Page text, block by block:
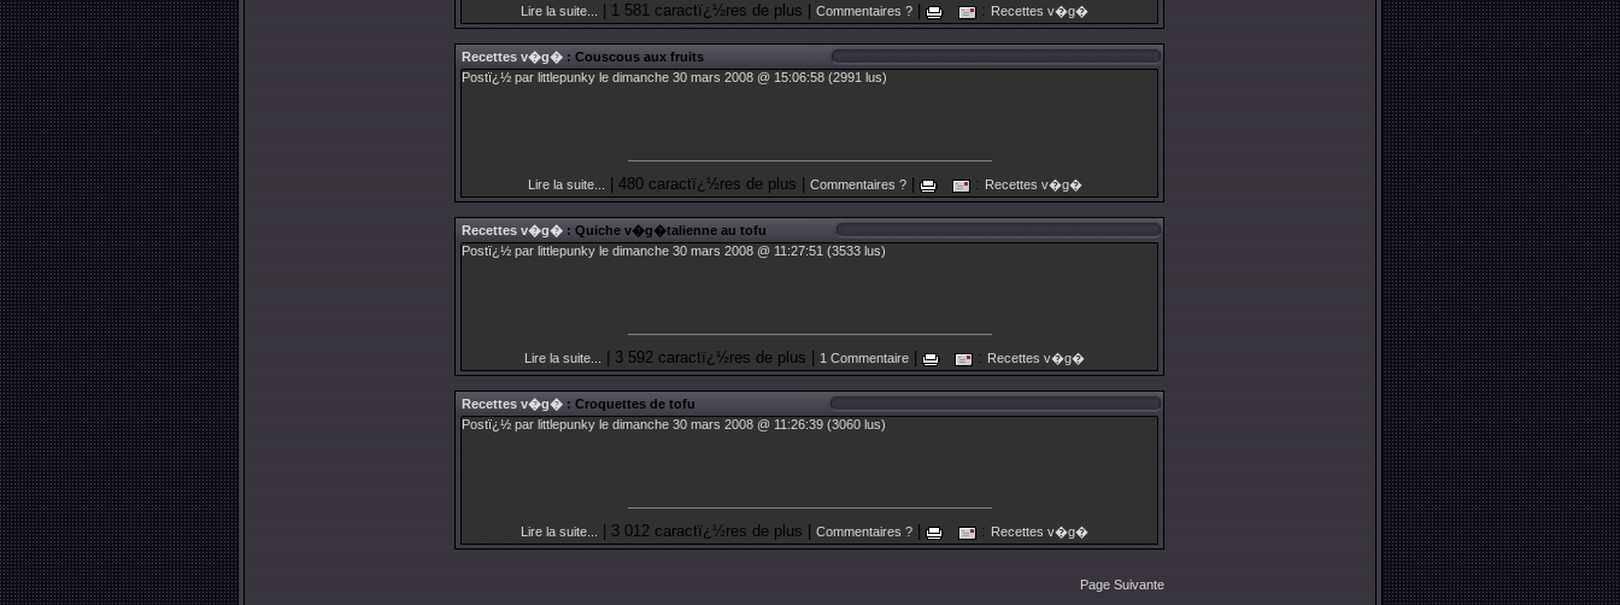
Lire la suite... | 1 581 caractï¿½res de plus | Commentaires ? : Recettes v�g�
Recettes v�g� : Couscous aux fruits
Postï¿½ par littlepunky le dimanche 30 mars 2008 @ 15:06:58 (2991 lus)
Lire la suite... | 480 caractï¿½res de plus | Commentaires ?| : Recettes v�g�
Recettes v�g� : Quiche v�g�talienne au tofu
Postï¿½ par littlepunky le dimanche 30 mars 2008 @ 11:27:51 (3533 lus)
Lire la suite... | 3 592 caractï¿½res de plus | 1 Commentaire : Recettes v�g�
Recettes v�g� : Croquettes de tofu
Postï¿½ par littlepunky le dimanche 30 mars 2008 @ 11:26:39 (3060 lus)
Lire la suite... | 3 012 caractï¿½res de plus | Commentaires ? : Recettes v�g�
Page Suivante